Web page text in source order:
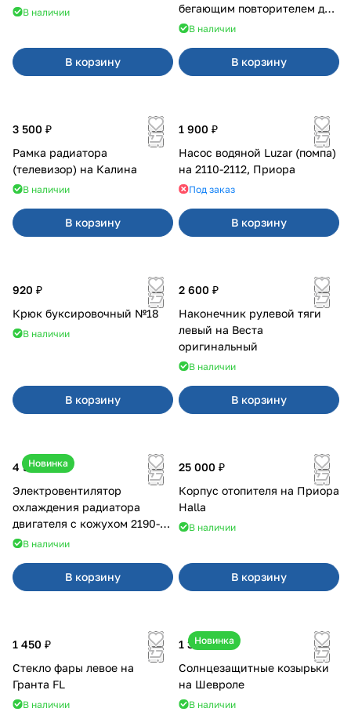
В наличии
В корзину
бегающим повторителем для
4х4В наличии
В корзину
3 500 ₽
Рамка радиатора
(телевизор) на Калина
В наличии
В корзину
1 900 ₽
Насос водяной Luzar (помпа)
на 2110-2112, Приора
Под заказ
В корзину
920 ₽
Крюк буксировочный №18
В наличии
В корзину
2 600 ₽
Наконечник рулевой тяги
левый на Веста
оригинальный
В наличии
В корзину
Новинка
4 550 ₽
Электровентилятор
охлаждения радиатора
двигателя с кожухом 2190-
2194 н/о с кондиционером
В наличии
В корзину
25 000 ₽
Корпус отопителя на Приора
Halla
В наличии
В корзину
1 450 ₽
Стекло фары левое на
Гранта FL
В наличии
Новинка
1 350 ₽
Солнцезащитные козырьки
на Шевроле
В наличии